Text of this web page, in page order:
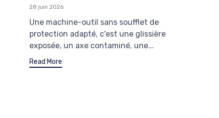
28 juin 2026
Une machine-outil sans soufflet de
protection adapté, c'est une glissière
exposée, un axe contaminé, une...
Read More